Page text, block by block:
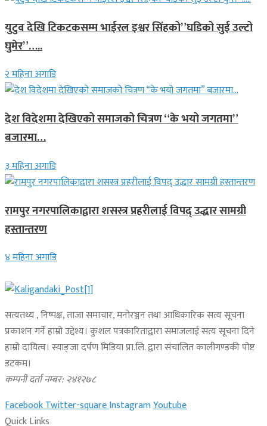
युटुव देखि टिकटकसम्म भाईरल इश्वर सिंहको”घडिको सुई उल्टो
घुमेर”…..
२ महिना अगाडि
देश विदेशमा देखिएको समाजको चित्रण “के भयो जगतमा”
बजारमा…
३ महिना अगाडि
रामपुर नगरपालिकाद्वारा शसस्त्र प्रहरीलाई विपद् उद्धार सामग्री
हस्तान्तरण
४ महिना अगाडि
सत्यतथ्य , निष्पक्ष, ताजा समाचार, मनोरञ्जन तथा आधिकारिक सत्य सूचना
प्रकाशन गर्ने हाम्रो उद्देश्य। कुशल पत्रकारिताद्वारा समाजलाई सत्य सूचना दिने
हाम्रो दायित्व। स्याङ्जा दर्पण मिडिया प्रा.लि. द्वारा संचालित कालीगण्डकी पोष्ट
डटकम।
कम्पनी दर्ता नम्बर: २४१२७८
FacebookTwitter-squareInstagramYoutube
Quick Links